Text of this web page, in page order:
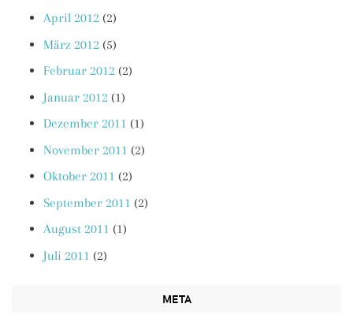
April 2012 (2)
März 2012 (5)
Februar 2012 (2)
Januar 2012 (1)
Dezember 2011 (1)
November 2011 (2)
Oktober 2011 (2)
September 2011 (2)
August 2011 (1)
Juli 2011 (2)
META